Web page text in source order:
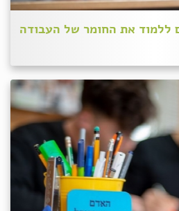
ללמוד את החומר של העבודה